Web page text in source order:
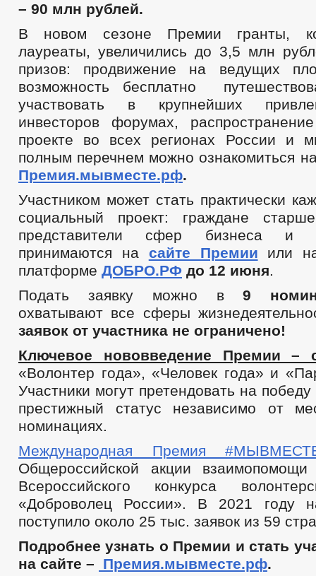
– 90 млн рублей.
В новом сезоне Премии гранты,
лауреаты, увеличились до 3,5 млн
призов: продвижение на ведущих
возможность бесплатно
участвовать в крупнейших
инвесторов форумах,
проекте во всех регионах России и
полным перечнем можно ознакомиться
Премия.мывместе.рф.
Участником может стать практически
социальный проект: граждане
представители сфер бизнеса и
принимаются на сайте Премии или
платформе ДОБРО.РФ до 12 июня.
Подать заявку можно в9
охватывают все сферы
заявок от участника не ограничено!
Ключевое нововведение Премии –
«Волонтер года», «Человек года» и
Участники могут претендовать на
престижный статус независимо от
номинациях.
Международная Премия
Общероссийской акции
Всероссийского конкурса
«Доброволец России». В 2021 году
поступило около 25 тыс. заявок из 59
Подробнее узнать о Премии и стать
на сайте –
Премия.мывместе.рф.